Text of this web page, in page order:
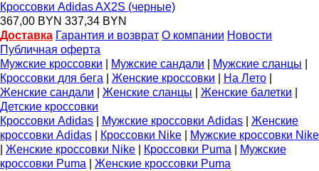
Кроссовки Adidas AX2S (черные)
367,00 BYN 337,34 BYN
Доставка Гарантия и возврат О компании Новости
Публичная оферта
Мужские кроссовки
Мужские сандали Мужские сланцы
Кроссовки для бега
Женские кроссовки На Лето
Женские сандали
Женские сланцы Женские балетки
Детские кроссовки
Кроссовки Adidas
Мужские кроссовки Adidas
Женские
кроссовки Adidas
Кроссовки Nike
Мужские кроссовки Nike
Женские кроссовки Nike Кроссовки Puma
Мужские
кроссовки Puma
Женские кроссовки Puma